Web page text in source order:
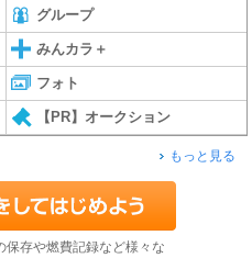
グループ
みんカラ＋
フォト
【PR】オークション
もっと見る
保存や燃費記録など様々な